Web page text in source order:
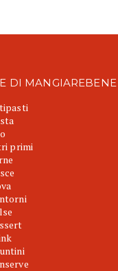
DI MANGIAREBENE
primi